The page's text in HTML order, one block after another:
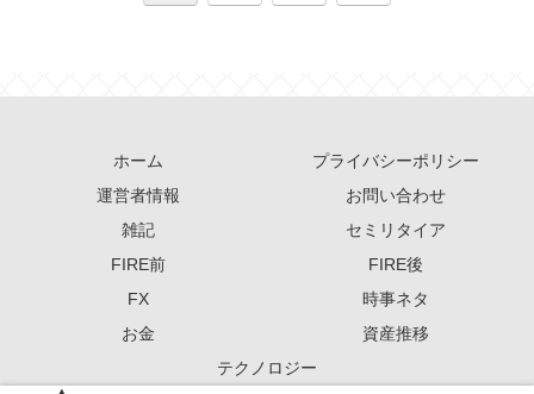
ホーム
プライバシーポリシー
運営者情報
お問い合わせ
雑記
セミリタイア
FIRE前
FIRE後
FX
時事ネタ
お金
資産推移
テクノロジー